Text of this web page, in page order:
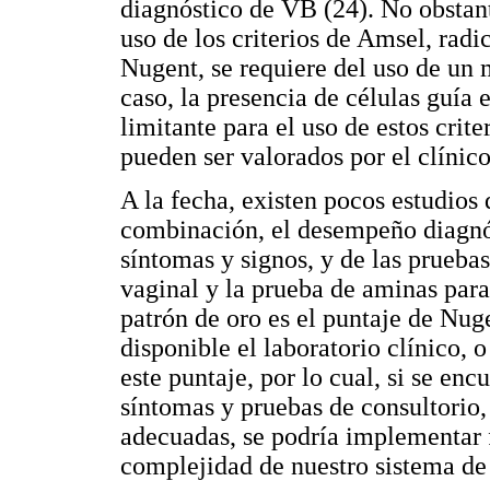
diagnóstico de VB (24). No
uso de los criterios de Amsel,
Nugent, se requiere del uso de un
caso, la presencia de células
limitante para el uso de estos
pueden ser valorados por el
A la fecha, existen pocos
combinación, el desempeño
síntomas y signos, y de las
vaginal y la prueba de aminas
patrón de oro es el puntaje de
disponible el laboratorio clínico,
este puntaje, por lo cual, si se
síntomas y pruebas de
adecuadas, se podría
complejidad de nuestro sistema